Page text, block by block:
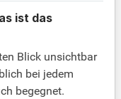
ist das
Blick unsichtbar
bei jedem
begegnet.